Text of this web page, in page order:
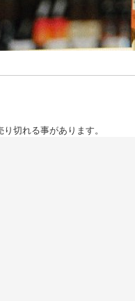
切れる事があります。